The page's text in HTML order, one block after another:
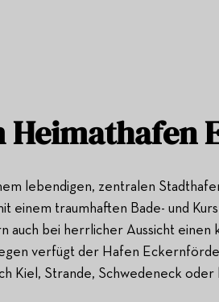
lebendigen, zentralen
einem traumhaften Bade- und
auch bei herrlicher Aussicht
verfügt der Hafen
Kiel, Strande, Schwedeneck